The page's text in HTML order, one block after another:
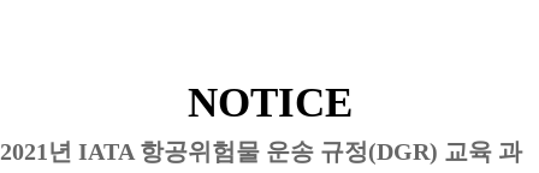
NOTICE
2021년 IATA 항공위험물 운송 규정(DGR) 교육 과